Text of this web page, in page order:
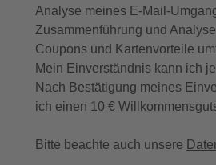
Analyse meines E-Mail-
Zusammenführung und
Coupons und Kartenvorteile
Mein Einverständnis kann ich
Nach Bestätigung meines
ich einen 10 €
Bitte beachte auch unsere